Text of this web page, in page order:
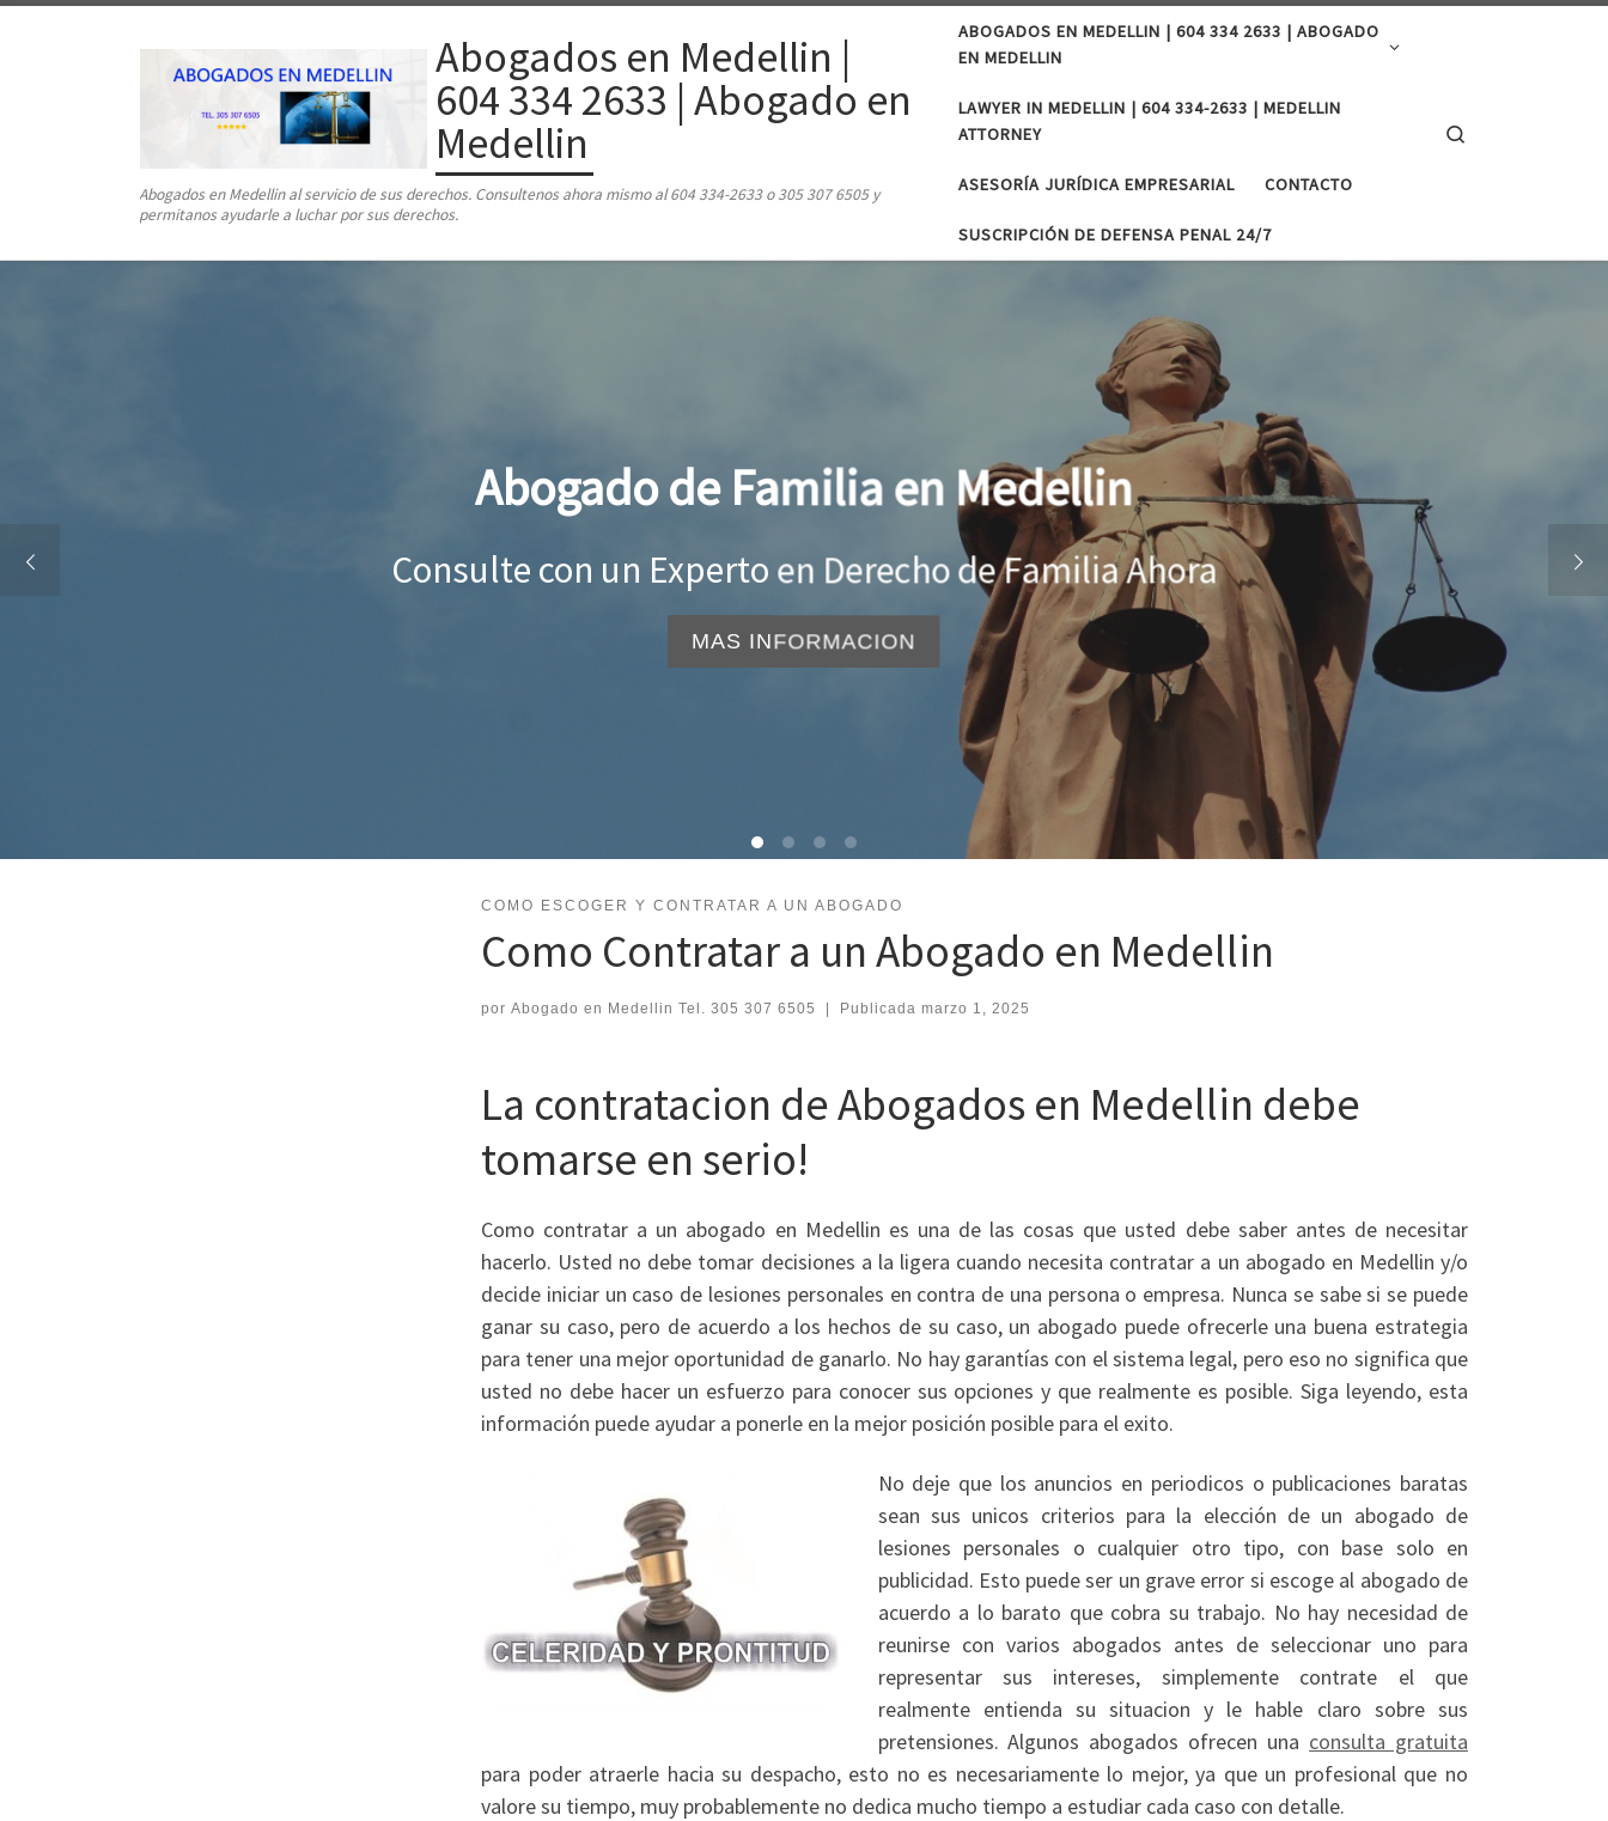
Abogados en Medellin |
604 334 2633 | Abogado en
Medellin
Abogados en Medellin al servicio de sus derechos. Consultenos ahora mismo al 604 334-2633 o 305 307 6505 y
permitanos ayudarle a luchar por sus derechos.
ABOGADOS EN MEDELLIN | 604 334 2633 | ABOGADO
EN MEDELLIN
LAWYER IN MEDELLIN | 604 334-2633 | MEDELLIN
ATTORNEY
ASESORÍA JURÍDICA EMPRESARIAL CONTACTO
SUSCRIPCIÓN DE DEFENSA PENAL 24/7
Abogado de Propiedad Raiz
Consulte con un abogado experto en inversiones y propiedad
LLAME AHORA
COMO ESCOGER Y CONTRATAR A UN ABOGADO
Como Contratar a un Abogado en Medellin
por Abogado en Medellin Tel. 305 307 6505 | Publicada marzo 1, 2025
La contratacion de Abogados en Medellin debe
tomarse en serio!
Como contratar a un abogado en Medellin es una de las cosas que usted debe saber antes de necesitar
hacerlo. Usted no debe tomar decisiones a la ligera cuando necesita contratar a un abogado en Medellin y/o
decide iniciar un caso de lesiones personales en contra de una persona o empresa. Nunca se sabe si se puede
ganar su caso, pero de acuerdo a los hechos de su caso, un abogado puede ofrecerle una buena estrategia
para tener una mejor oportunidad de ganarlo. No hay garantías con el sistema legal, pero eso no significa que
usted no debe hacer un esfuerzo para conocer sus opciones y que realmente es posible. Siga leyendo, esta
información puede ayudar a ponerle en la mejor posición posible para el exito.
No deje que los anuncios en periodicos o publicaciones baratas
sean sus unicos criterios para la elección de un abogado de
lesiones personales o cualquier otro tipo, con base solo en
publicidad. Esto puede ser un grave error si escoge al abogado de
acuerdo a lo barato que cobra su trabajo. No hay necesidad de
reunirse con varios abogados antes de seleccionar uno para
representar sus intereses, simplemente contrate el que
realmente entienda su situacion y le hable claro sobre sus
pretensiones. Algunos abogados ofrecen una consulta gratuita
para poder atraerle hacia su despacho, esto no es necesariamente lo mejor, ya que un profesional que no
valore su tiempo, muy probablemente no dedica mucho tiempo a estudiar cada caso con detalle.